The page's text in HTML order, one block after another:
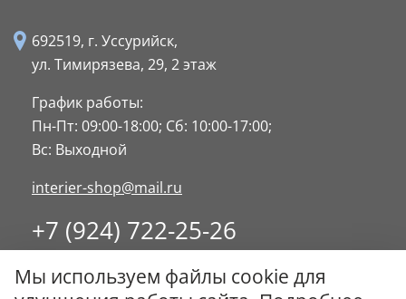
692519, г. Уссурийск,
ул. Тимирязева, 29, 2 этаж
График работы:
Пн-Пт: 09:00-18:00; Сб: 10:00-17:00;
Вс: Выходной
interier-shop@mail.ru
+7 (924) 722-25-26
8 (4234) 32-17-89
Заказать обратный звонок
Мы используем файлы cookie для